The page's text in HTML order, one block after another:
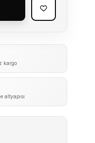
kargo
altyapısı